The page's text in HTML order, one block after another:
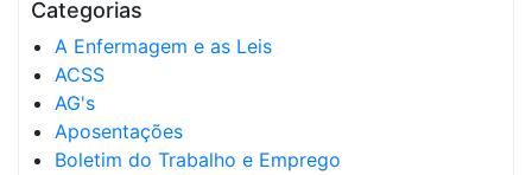
Categorias
A Enfermagem e as Leis
ACSS
AG's
Aposentações
Boletim do Trabalho e Emprego